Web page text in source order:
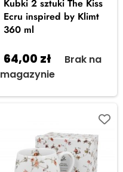
Kubki 2 sztuki The Kiss
Ecru inspired by Klimt
360 ml
64,00 zł
Brak na
magazynie